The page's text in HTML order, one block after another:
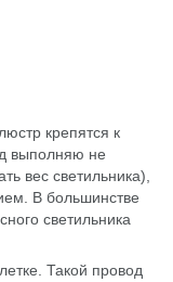
крепятся к
выполняю не
вес светильника),
В большинстве
светильника
Такой провод